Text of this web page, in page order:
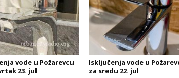
vode u Požarevcu
23. jul
Isključenja vode u
za sredu 22. jul